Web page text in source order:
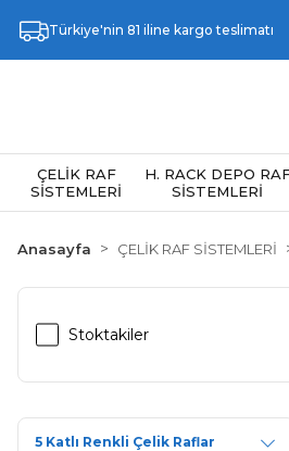
Türkiye'nin 81 iline kargo teslimatı
ÇELİK RAF
SİSTEMLERİ
H. RACK DEPO
SİSTEMLERİ
Anasayfa ÇELİK RAF SİSTEMLERİ
Stoktakiler
5 Katlı Renkli Çelik Raflar